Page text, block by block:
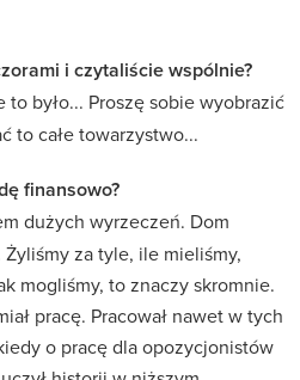
i czytaliście wspólnie?
to było... Proszę sobie wyobrazić
to całe towarzystwo...
finansowo?
dużych wyrzeczeń. Dom
za tyle, ile mieliśmy,
mogliśmy, to znaczy skromnie.
pracę. Pracował nawet w tych
o pracę dla opozycjonistów